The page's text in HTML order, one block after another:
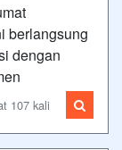
berlangsung
dengan
107 kali